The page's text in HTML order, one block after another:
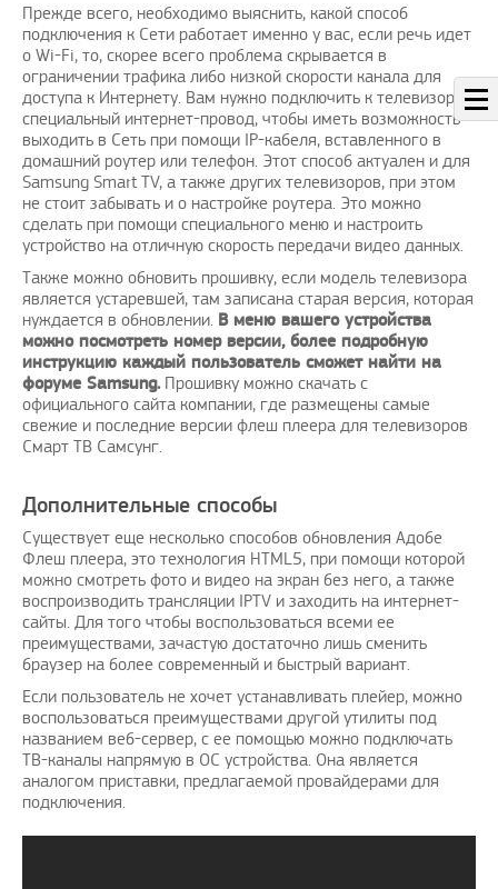
Прежде всего, необходимо выяснить, какой способ
подключения к Сети работает именно у вас, если речь идет
о Wi-Fi, то, скорее всего проблема скрывается в
ограничении трафика либо низкой скорости канала для
доступа к Интернету. Вам нужно подключить к телевизору
специальный интернет-провод, чтобы иметь возможность
выходить в Сеть при помощи IP-кабеля, вставленного в
домашний роутер или телефон. Этот способ актуален и для
Samsung Smart TV, а также других телевизоров, при этом
не стоит забывать и о настройке роутера. Это можно
сделать при помощи специального меню и настроить
устройство на отличную скорость передачи видео данных.
Также можно обновить прошивку, если модель телевизора
является устаревшей, там записана старая версия, которая
нуждается в обновлении. В меню вашего устройства
можно посмотреть номер версии, более подробную
инструкцию каждый пользователь сможет найти на
форуме Samsung.Прошивку можно скачать с
официального сайта компании, где размещены самые
свежие и последние версии флеш плеера для телевизоров
Смарт ТВ Самсунг.
Дополнительные способы
Существует еще несколько способов обновления Адобе
Флеш плеера, это технология HTML5, при помощи которой
можно смотреть фото и видео на экран без него, а также
воспроизводить трансляции IPTV и заходить на интернет-
сайты. Для того чтобы воспользоваться всеми ее
преимуществами, зачастую достаточно лишь сменить
браузер на более современный и быстрый вариант.
Если пользователь не хочет устанавливать плейер, можно
воспользоваться преимуществами другой утилиты под
названием веб-сервер, с ее помощью можно подключать
ТВ-каналы напрямую в ОС устройства. Она является
аналогом приставки, предлагаемой провайдерами для
подключения.